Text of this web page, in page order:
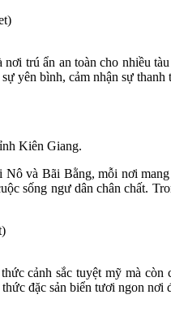
trú ẩn an toàn cho nhiều
yên bình, cảm nhận sự
Kiên Giang.
và Bãi Bằng, mỗi nơi
sống ngư dân chân chất.
cảnh sắc tuyệt mỹ mà còn
đặc sản biển tươi ngon